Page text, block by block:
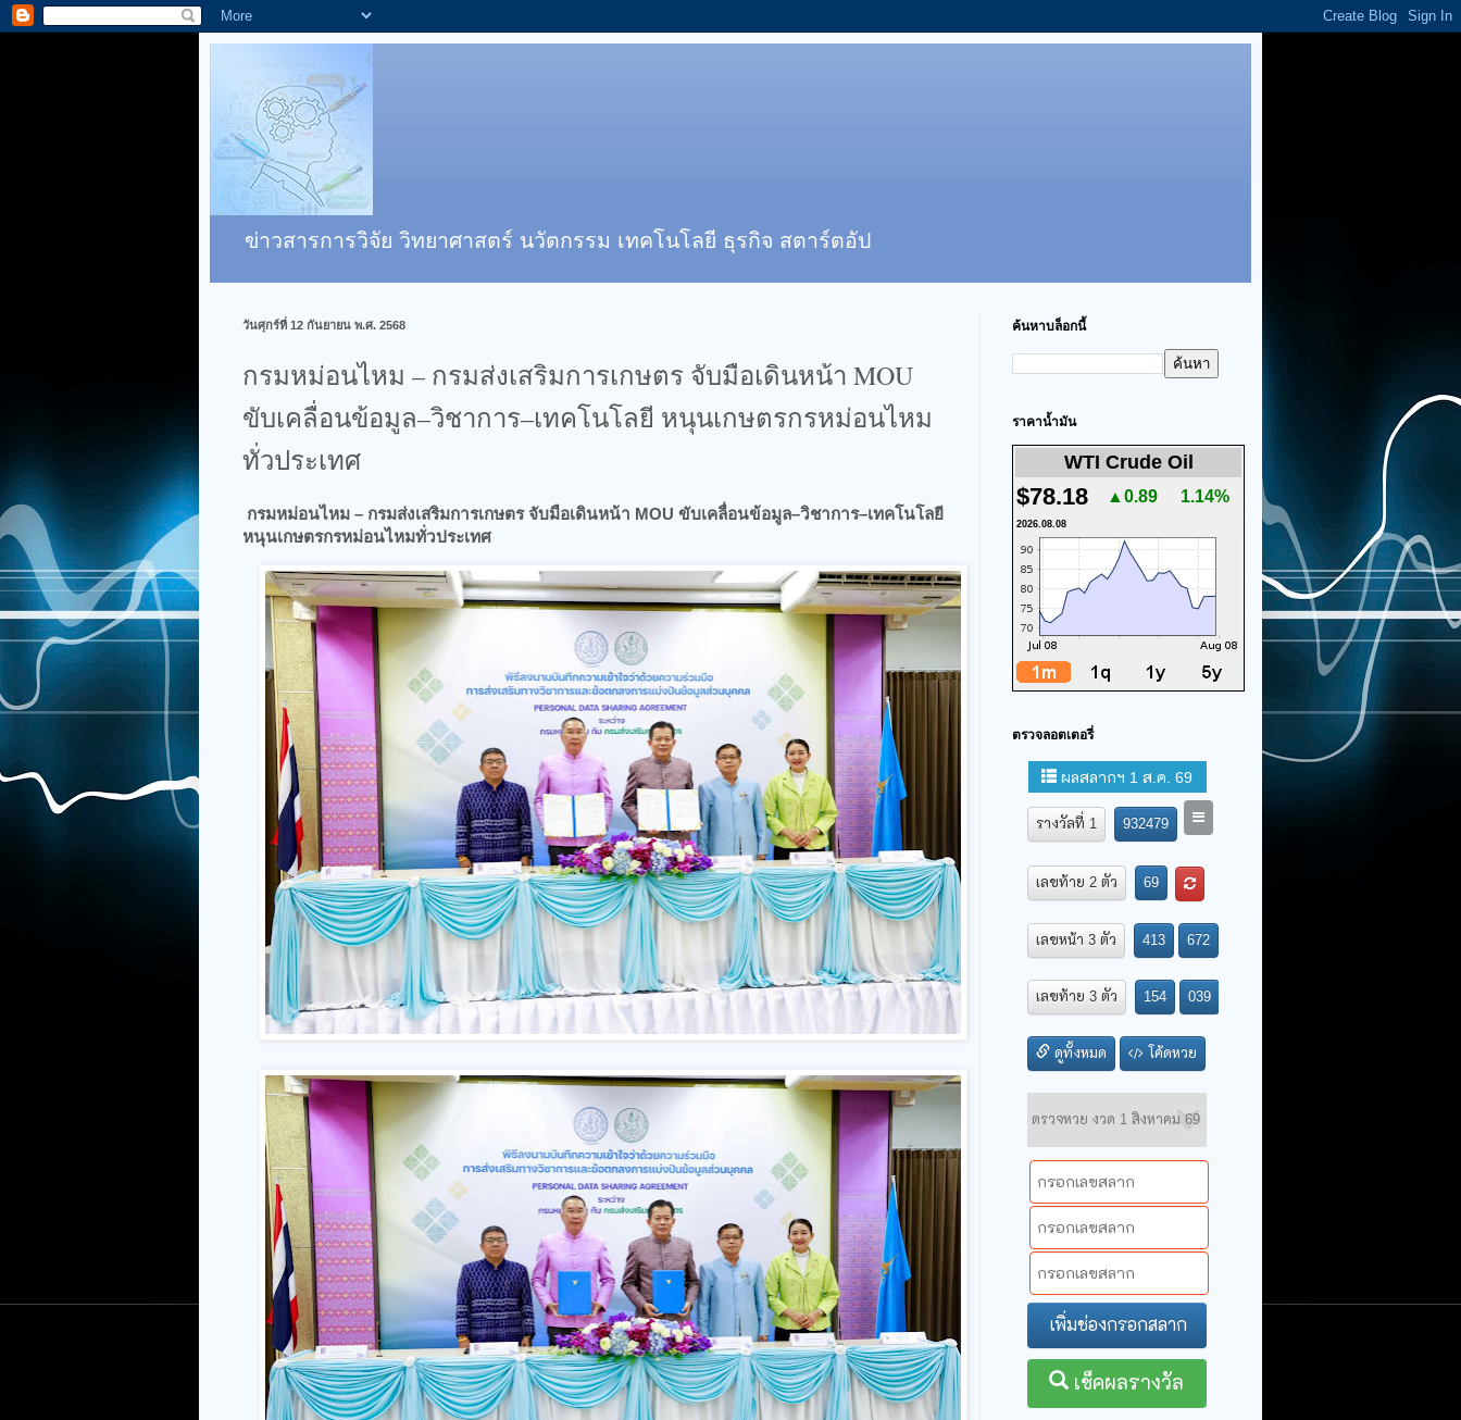
ข่าวสารการวิจัย วิทยาศาสตร์ นวัตกรรม เทคโนโลยี ธุรกิจ สตาร์ตอัป
วันศุกร์ที่ 12 กันยายน พ.ศ. 2568
กรมหม่อนไหม – กรมส่งเสริมการเกษตร จับมือเดินหน้า MOU
ขับเคลื่อนข้อมูล–วิชาการ–เทคโนโลยี หนุนเกษตรกรหม่อนไหม
ทั่วประเทศ
กรมหม่อนไหม – กรมส่งเสริมการเกษตร จับมือเดินหน้า MOU ขับเคลื่อนข้อมูล–วิชาการ–เทคโนโลยี
หนุนเกษตรกรหม่อนไหมทั่วประเทศ
ค้นหาบล็อกนี้
ราคาน้ำมัน
WTI Crude Oil
$78.18 ▲0.89 1.14%
2026.08.08
ตรวจลอตเตอรี่